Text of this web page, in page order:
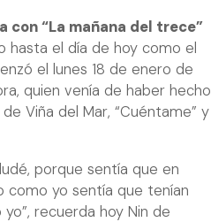
con “La mañana del trece”
hasta el día de hoy como el
el lunes 18 de enero de
quien venía de haber hecho
Viña del Mar, “Cuéntame” y
porque sentía que en
como yo sentía que tenían
recuerda hoy Nin de